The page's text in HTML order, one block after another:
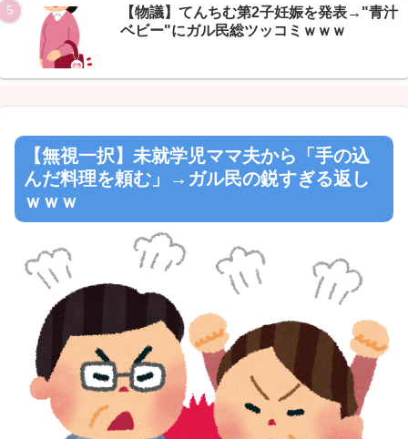
【物議】てんちむ第2子妊娠を発表→"青汁
ベビー"にガル民総ツッコミｗｗｗ
【無視一択】未就学児ママ夫から「手の込
んだ料理を頼む」→ガル民の鋭すぎる返し
ｗｗｗ